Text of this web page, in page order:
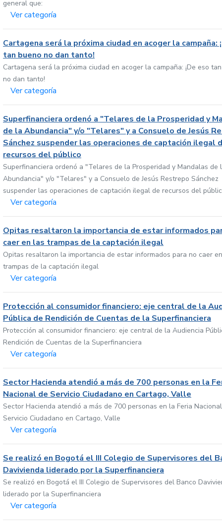
general que:
Ver categoría
Cartagena será la próxima ciudad en acoger la campaña:
tan bueno no dan tanto!
Cartagena será la próxima ciudad en acoger la campaña: ¡De eso
no dan tanto!
Ver categoría
Superfinanciera ordenó a "Telares de la Prosperidad y
de la Abundancia" y/o "Telares" y a Consuelo de Jesús
Sánchez suspender las operaciones de captación ilegal
recursos del público
Superfinanciera ordenó a "Telares de la Prosperidad y Mandalas de
Abundancia" y/o "Telares" y a Consuelo de Jesús Restrepo Sánchez
suspender las operaciones de captación ilegal de recursos del
Ver categoría
Opitas resaltaron la importancia de estar informados
caer en las trampas de la captación ilegal
Opitas resaltaron la importancia de estar informados para no caer
trampas de la captación ilegal
Ver categoría
Protección al consumidor financiero: eje central de la
Pública de Rendición de Cuentas de la Superfinanciera
Protección al consumidor financiero: eje central de la Audiencia
Rendición de Cuentas de la Superfinanciera
Ver categoría
Sector Hacienda atendió a más de 700 personas en la
Nacional de Servicio Ciudadano en Cartago, Valle
Sector Hacienda atendió a más de 700 personas en la Feria
Servicio Ciudadano en Cartago, Valle
Ver categoría
Se realizó en Bogotá el III Colegio de Supervisores del
Davivienda liderado por la Superfinanciera
Se realizó en Bogotá el III Colegio de Supervisores del Banco
liderado por la Superfinanciera
Ver categoría